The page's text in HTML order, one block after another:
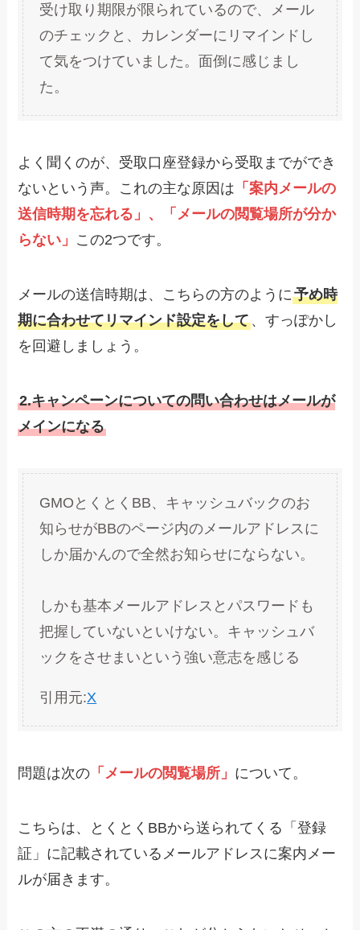
受け取り期限が限られているので、メール
のチェックと、カレンダーにリマインドし
て気をつけていました。面倒に感じまし
た。
よく聞くのが、受取口座登録から受取までができ
ないという声。これの主な原因は 「案内メールの
送信時期を忘れる」、「メールの閲覧場所が分か
らない」 この2つです。
メールの送信時期は、こちらの方のように予め時
期に合わせてリマインド設定をして、すっぽかし
を回避しましょう。
2.キャンペーンについての問い合わせはメールが
メインになる
GMOとくとくBB、キャッシュバックのお
知らせがBBのページ内のメールアドレスに
しか届かんので全然お知らせにならない。
しかも基本メールアドレスとパスワードも
把握していないといけない。キャッシュバ
ックをさせまいという強い意志を感じる
引用元:X
問題は次の 「メールの閲覧場所」 について。
こちらは、とくとくBBから送られてくる「登録
証」に記載されているメールアドレスに案内メー
ルが届きます。